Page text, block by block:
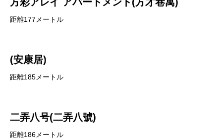
距離177メートル
(安康居)
距離185メートル
二弄八号(二弄八號)
距離186メートル